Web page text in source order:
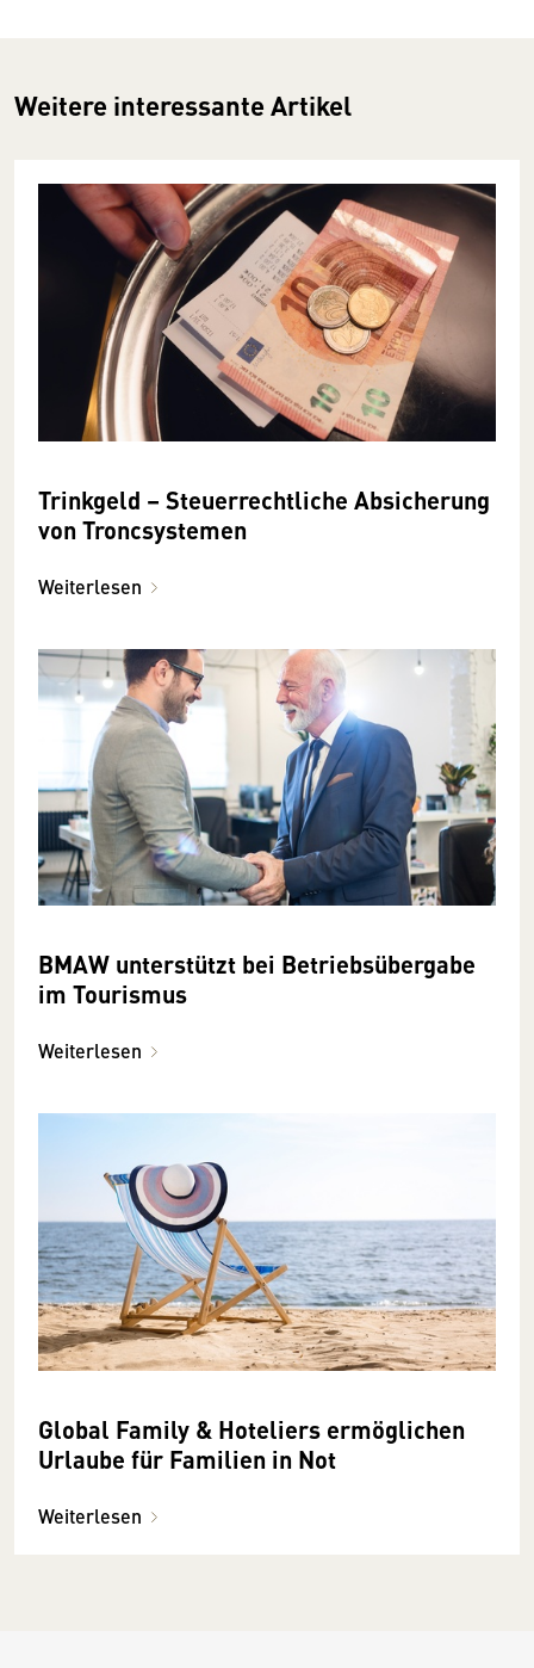
Weitere interessante Artikel
Trinkgeld – Steuerrechtliche Absicherung
von Troncsystemen
Weiterlesen
BMAW unterstützt bei Betriebsübergabe
im Tourismus
Weiterlesen
Global Family & Hoteliers ermöglichen
Urlaube für Familien in Not
Weiterlesen